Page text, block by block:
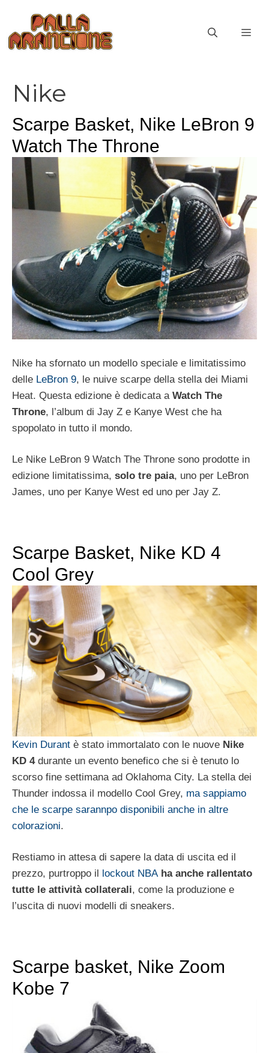
contenuto
Nike
Scarpe Basket, Nike LeBron 9
Watch The Throne
Nike ha sfornato un modello speciale e limitatissimo
delle LeBron 9, le nuive scarpe della stella dei Miami
Heat. Questa edizione è dedicata a Watch The
Throne, l’album di Jay Z e Kanye West che ha
spopolato in tutto il mondo.
Le Nike LeBron 9 Watch The Throne sono prodotte in
edizione limitatissima, solo tre paia, uno per LeBron
James, uno per Kanye West ed uno per Jay Z.
Scarpe Basket, Nike KD 4
Cool Grey
Kevin Durant è stato immortalato con le nuove Nike
KD 4durante un evento benefico che si è tenuto lo
scorso fine settimana ad Oklahoma City. La stella dei
Thunder indossa il modello Cool Grey, ma sappiamo
che le scarpe sarannpo disponibili anche in altre
colorazioni.
Restiamo in attesa di sapere la data di uscita ed il
prezzo, purtroppo il
lockout NBAha anche rallentato
tutte le attività collaterali, come la produzione e
l’uscita di nuovi modelli di sneakers.
Scarpe basket, Nike Zoom
Kobe 7